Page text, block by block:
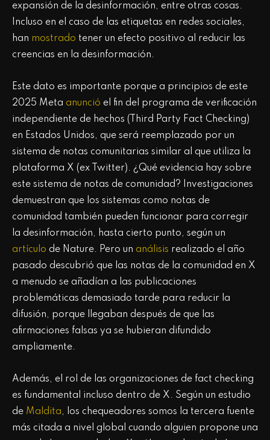
expansión de la desinformación, entre otras cosas.
Incluso en el caso de las etiquetas en redes sociales,
han mostrado tener un efecto positivo al reducir las
creencias en la desinformación.
Este dato es importante porque a principios de este
2025 Meta anunció el fin del programa de verificación
independiente de hechos (Third Party Fact Checking)
en Estados Unidos, que será reemplazado por un
sistema de notas comunitarias similar al que utiliza la
plataforma X (ex Twitter). ¿Qué evidencia hay sobre
este sistema de notas de comunidad? Investigaciones
demuestran que los sistemas como notas de
comunidad también pueden funcionar para corregir
la desinformación, hasta cierto punto, según un
artículo de Nature. Pero un análisis realizado el año
pasado descubrió que las notas de la comunidad en X
a menudo se añadían a las publicaciones
problemáticas demasiado tarde para reducir la
difusión, porque llegaban después de que las
afirmaciones falsas ya se hubieran difundido
ampliamente.
Además, el rol de las organizaciones de fact checking
es fundamental incluso dentro de X. Según un estudio
de Maldita, los chequeadores somos la tercera fuente
más citada a nivel global cuando alguien propone una